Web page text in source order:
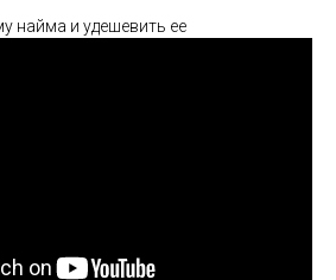
найма и удешевить ее